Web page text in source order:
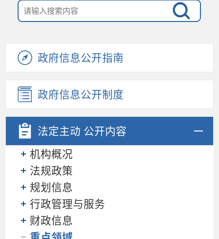
政府信息公开指南
政府信息公开制度
法定主动 公开内容
机构概况
法规政策
规划信息
行政管理与服务
财政信息